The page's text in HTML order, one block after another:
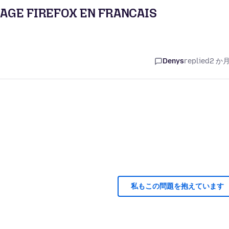
FIREFOX EN FRANCAIS
Denysreplied2 か
私もこの問題を抱えています